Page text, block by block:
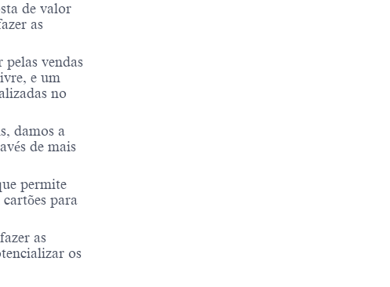
de valor
as
vendas
e um
no
damos a
de mais
permite
para
as
os